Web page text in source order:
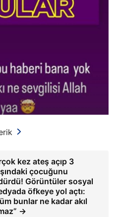
kez ateş açıp 3
çocuğunu
Görüntüler sosyal
öfkeye yol açtı:
bunlar ne kadar akıl
→